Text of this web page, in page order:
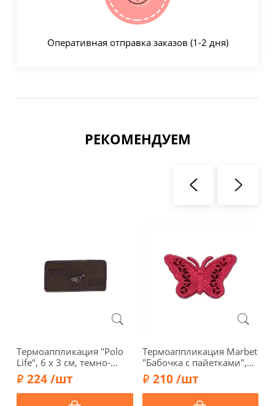
Оперативная отправка заказов (1-2 дня)
РЕКОМЕНДУЕМ
Термоаппликация "Polo
Life", 6 х 3 см, темно-
коричневый, арт.
569362.F
224 /шт
Термоаппликация Marbet
"Бабочка с пайетками",
2,2 х 3,7 см, красная, арт.
569476.H
210 /шт